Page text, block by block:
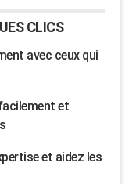
CLICS
avec ceux qui
et
et aidez les